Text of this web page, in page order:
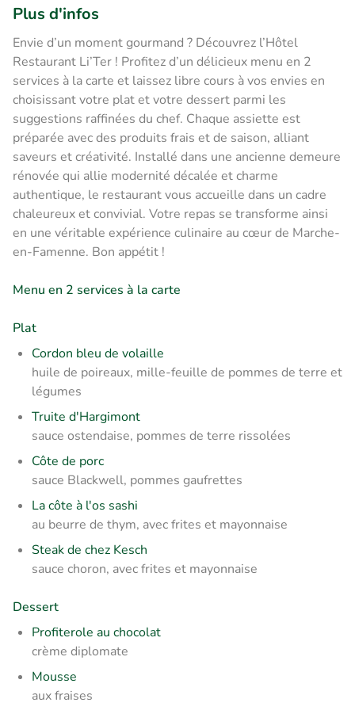
Plus d'infos
Envie d’un moment gourmand ? Découvrez l’Hôtel
Restaurant Li’Ter ! Profitez d’un délicieux menu en 2
services à la carte et laissez libre cours à vos envies en
choisissant votre plat et votre dessert parmi les
suggestions raffinées du chef. Chaque assiette est
préparée avec des produits frais et de saison, alliant
saveurs et créativité. Installé dans une ancienne demeure
rénovée qui allie modernité décalée et charme
authentique, le restaurant vous accueille dans un cadre
chaleureux et convivial. Votre repas se transforme ainsi
en une véritable expérience culinaire au cœur de Marche-
en-Famenne. Bon appétit !
Menu en 2 services à la carte
Plat
Cordon bleu de volaille
huile de poireaux, mille-feuille de pommes de terre et
légumes
Truite d'Hargimont
sauce ostendaise, pommes de terre rissolées
Côte de porc
sauce Blackwell, pommes gaufrettes
La côte à l'os sashi
au beurre de thym, avec frites et mayonnaise
Steak de chez Kesch
sauce choron, avec frites et mayonnaise
Dessert
Profiterole au chocolat
crème diplomate
Mousse
aux fraises